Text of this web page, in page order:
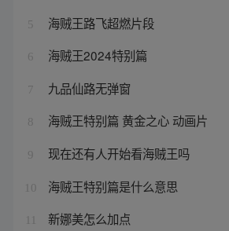
5 海贼王路飞超燃片段
6 海贼王2024特别篇
7 九品仙路无弹窗
8 海贼王特别篇 黄金之心 动画片
9 现在还有人开始看海贼王吗
10 海贼王特别篇是什么意思
新娜美怎么加点